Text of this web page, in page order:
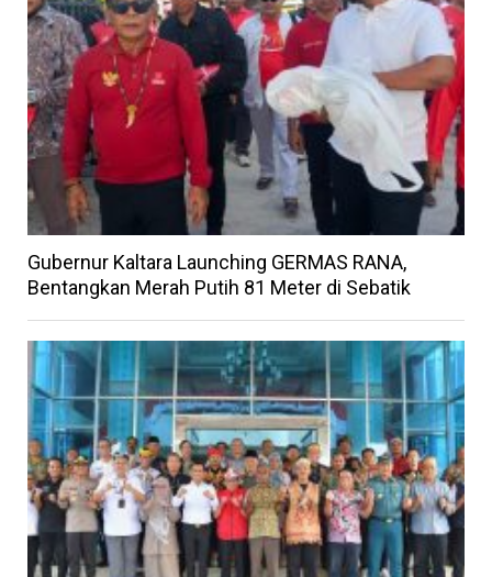
Gubernur Kaltara Launching GERMAS RANA,
Bentangkan Merah Putih 81 Meter di Sebatik